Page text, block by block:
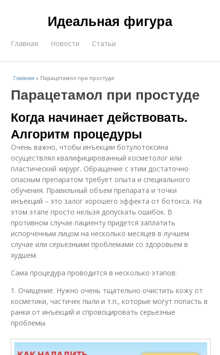
Идеальная фигура
Главная Новости Статьи
Главная » Парацетамол при простуде
Парацетамол при простуде
Когда начинает действовать.
Алгоритм процедуры
Очень важно, чтобы инъекции ботулотоксина
осуществлял квалифицированный косметолог или
пластический хирург. Обращение с этим достаточно
опасным препаратом требует опыта и специального
обучения. Правильный объем препарата и точки
инъекций – это залог хорошего эффекта от ботокса. На
этом этапе просто нельзя допускать ошибок. В
противном случае пациенту придется заплатить
испорченным лицом на несколько месяцев в лучшем
случае или серьезными проблемами со здоровьем в
худшем.
Сама процедура проводится в несколько этапов:
1. Очищение. Нужно очень тщательно очистить кожу от
косметики, частичек пыли и т.п., которые могут попасть в
ранки от инъекций и спровоцировать серьезные
проблемы.